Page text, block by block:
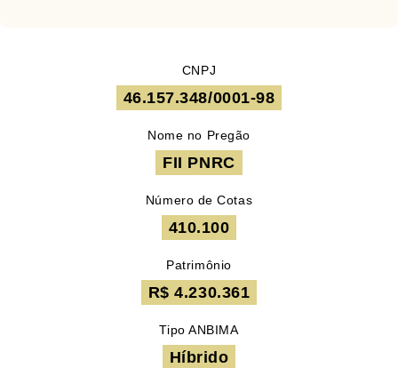
CNPJ
46.157.348/0001-98
Nome no Pregão
FII PNRC
Número de Cotas
410.100
Patrimônio
R$ 4.230.361
Tipo ANBIMA
Híbrido